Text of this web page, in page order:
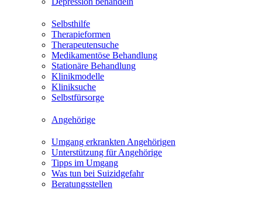
Selbsthilfe
Therapieformen
Therapeutensuche
Medikamentöse Behandlung
Stationäre Behandlung
Klinikmodelle
Kliniksuche
Selbstfürsorge
Angehörige
Umgang erkrankten Angehörigen
Unterstützung für Angehörige
Tipps im Umgang
Was tun bei Suizidgefahr
Beratungsstellen